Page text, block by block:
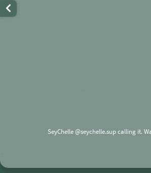
SeyChelle @seychelle.sup calling it.